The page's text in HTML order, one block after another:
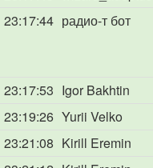
23:17:44 радио-т бот
23:17:53 Igor Bakhtin
23:19:26 Yurii Velko
23:21:08 Kirill Eremin